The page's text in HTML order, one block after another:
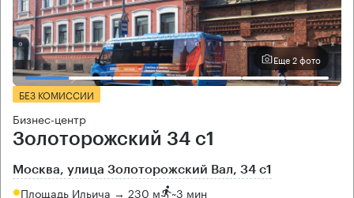
Еще 2 фото
БЕЗ КОМИССИИ
Бизнес-центр
Золоторожский 34 с1
Москва, улица Золоторожский Вал, 34 с1
Площадь Ильича → 230 м ~3 мин